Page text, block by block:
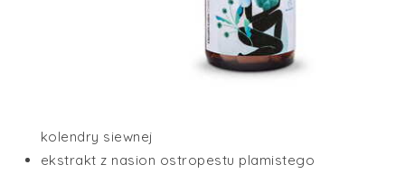
kolendry siewnej
ekstrakt z nasion ostropestu plamistego